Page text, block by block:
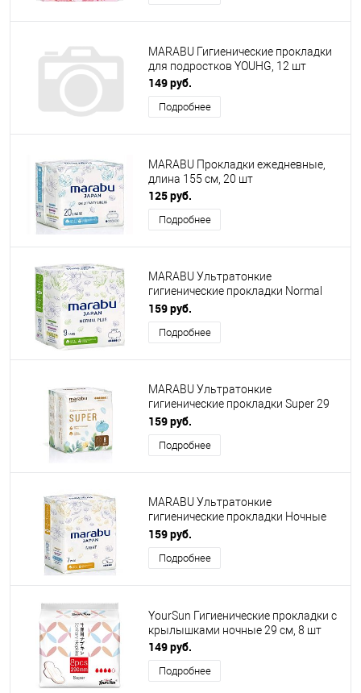
MARABU Гигиенические прокладки
для подростков YOUHG, 12 шт
149 руб.
Подробнее
MARABU Прокладки ежедневные,
длина 155 см, 20 шт
125 руб.
Подробнее
MARABU Ультратонкие
гигиенические прокладки Normal
Plus 26 см, 9 шт
159 руб.
Подробнее
MARABU Ультратонкие
гигиенические прокладки Super 29
см, 8 шт
159 руб.
Подробнее
MARABU Ультратонкие
гигиенические прокладки Ночные
32 см, 7 шт
159 руб.
Подробнее
YourSun Гигиенические прокладки с
крылышками ночные 29 см, 8 шт
149 руб.
Подробнее